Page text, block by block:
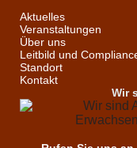
Aktuelles
Veranstaltungen
Über uns
Leitbild und
Standort
Kontakt
Wir